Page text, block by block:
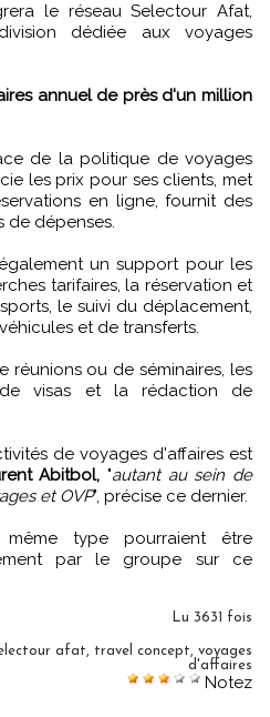
dédiée aux voyages
annuel de près d'un million
de la politique de voyages
les prix pour ses clients, met
en ligne, fournit des
de dépenses.
un support pour les
tarifaires, la réservation et
le suivi du déplacement,
et de transferts.
réunions ou de séminaires, les
de visas et la rédaction de
de voyages d'affaires est
Abitbol, "autant au sein de
et OVP", précise ce dernier.
type pourraient être
par le groupe sur ce
Lu 3631 fois
afat, travel concept, voyages
d'affaires
Notez